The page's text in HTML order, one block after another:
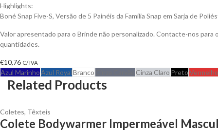
Highlights:
Boné Snap Five-S, Versão de 5 Painéis da Família Snap em Sarja de
Valor apresentado para o Brinde não personalizado. Contacte-nos
quantidades.
€10,76 C/ IVA
Azul MarinhoAzul RoyalBranco Cinza Claro PretoVermelho
Related Products
Coletes, Têxteis
Colete Bodywarmer Impermeável